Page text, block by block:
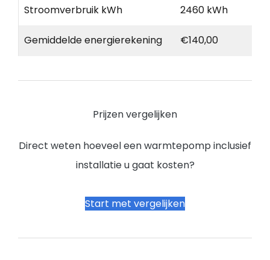
Stroomverbruik kWh 2460 kWh
Gemiddelde energierekening €140,00
Prijzen vergelijken
Direct weten hoeveel een warmtepomp inclusief
installatie u gaat kosten?
Start met vergelijken